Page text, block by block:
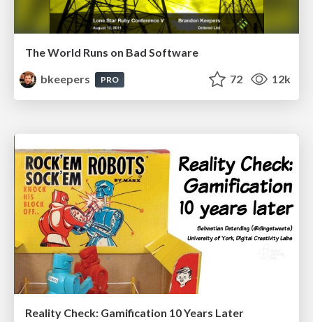
The World Runs on Bad Software
bkeepers
PRO 72 12k
Reality Check: Gamification 10 Years Later